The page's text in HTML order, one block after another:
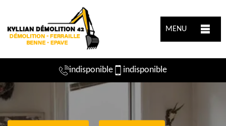
MENU
indisponible indisponible